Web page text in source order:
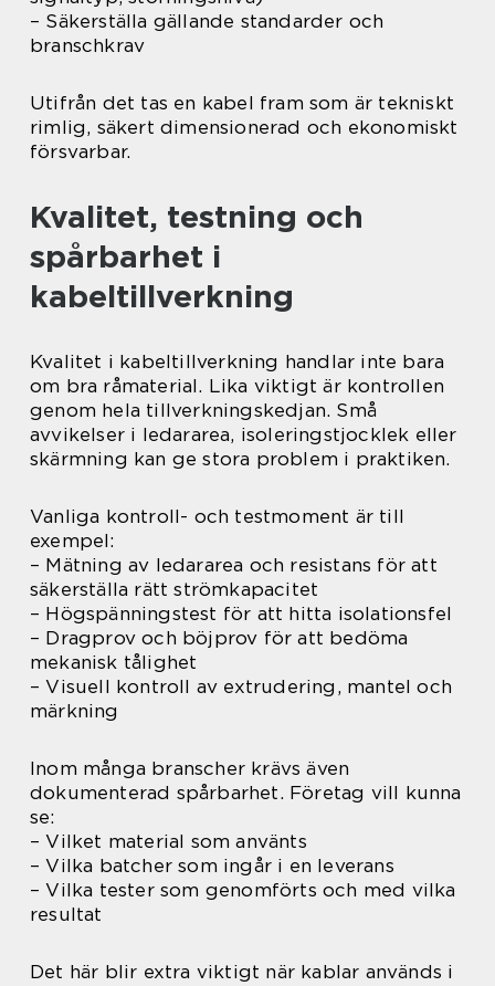
– Säkerställa gällande standarder och
branschkrav
Utifrån det tas en kabel fram som är tekniskt
rimlig, säkert dimensionerad och ekonomiskt
försvarbar.
Kvalitet, testning och
spårbarhet i
kabeltillverkning
Kvalitet i kabeltillverkning handlar inte bara
om bra råmaterial. Lika viktigt är kontrollen
genom hela tillverkningskedjan. Små
avvikelser i ledararea, isoleringstjocklek eller
skärmning kan ge stora problem i praktiken.
Vanliga kontroll- och testmoment är till
exempel:
– Mätning av ledararea och resistans för att
säkerställa rätt strömkapacitet
– Högspänningstest för att hitta isolationsfel
– Dragprov och böjprov för att bedöma
mekanisk tålighet
– Visuell kontroll av extrudering, mantel och
märkning
Inom många branscher krävs även
dokumenterad spårbarhet. Företag vill kunna
se:
– Vilket material som använts
– Vilka batcher som ingår i en leverans
– Vilka tester som genomförts och med vilka
resultat
Det här blir extra viktigt när kablar används i